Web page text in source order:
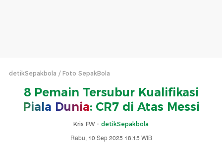
detikSepakbola Foto SepakBola
8 Pemain Tersubur Kualifikasi
Piala Dunia: CR7 di Atas Messi
Kris FW - detikSepakbola
Rabu, 10 Sep 2025 18:15 WIB